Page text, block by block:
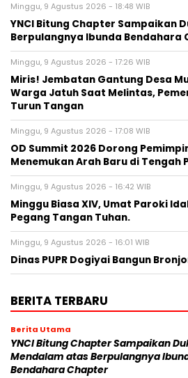
Minggu, 9 Agustus 2026 - 18:48 WIB
YNCI Bitung Chapter Sampaikan
Berpulangnya Ibunda Bendahara
Minggu, 9 Agustus 2026 - 17:26 WIB
Miris! Jembatan Gantung Desa
Warga Jatuh Saat Melintas,
Turun Tangan
Minggu, 9 Agustus 2026 - 17:08 WIB
OD Summit 2026 Dorong
Menemukan Arah Baru di Tengah
Minggu, 9 Agustus 2026 - 16:42 WIB
Minggu Biasa XIV, Umat Paroki
Pegang Tangan Tuhan.
Minggu, 9 Agustus 2026 - 16:01 WIB
Dinas PUPR Dogiyai Bangun
BERITA TERBARU
Berita Utama
YNCI Bitung Chapter Sampaikan
Mendalam atas Berpulangnya
Bendahara Chapter